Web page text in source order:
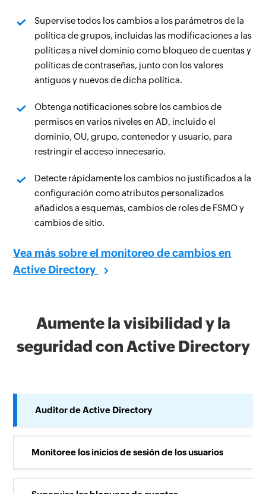
Supervise todos los cambios a los parámetros de la
política de grupos, incluidas las modificaciones a las
políticas a nivel dominio como bloqueo de cuentas y
políticas de contraseñas, junto con los valores
antiguos y nuevos de dicha política.
Obtenga notificaciones sobre los cambios de
permisos en varios niveles en AD, incluido el
dominio, OU, grupo, contenedor y usuario, para
restringir el acceso innecesario.
Detecte rápidamente los cambios no justificados a la
configuración como atributos personalizados
añadidos a esquemas, cambios de roles de FSMO y
cambios de sitio.
Vea más sobre el monitoreo de cambios en
Active Directory
Aumente la visibilidad y la
seguridad con Active Directory
Auditor de Active Directory
Monitoree los inicios de sesión de los usuarios